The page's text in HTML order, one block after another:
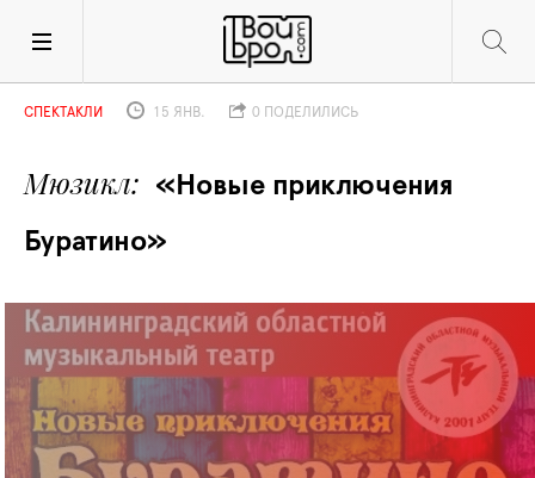
Мюзикл
«Новые приключения
Буратино»
СПЕКТАКЛИ 15 ЯНВ. 0 ПОДЕЛИЛИСЬ